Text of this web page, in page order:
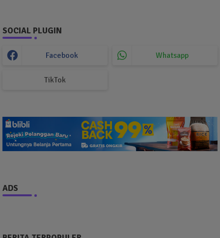
SOCIAL PLUGIN
Facebook Whatsapp
TikTok
ADS